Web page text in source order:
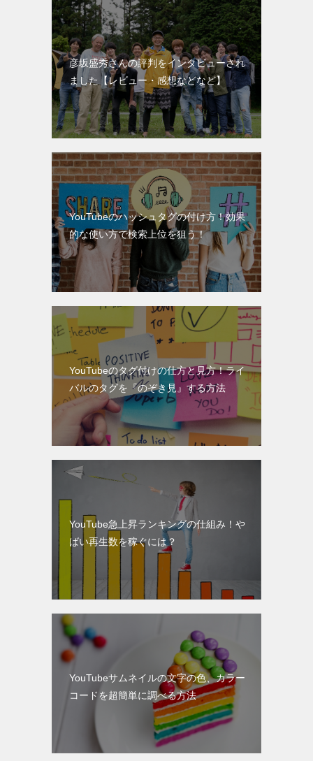
彦坂盛秀さんの評判をインタビューされ
ました【レビュー・感想などなど】
YouTubeのハッシュタグの付け方！効果
的な使い方で検索上位を狙う！
YouTubeのタグ付けの仕方と見方！ライ
バルのタグを『のぞき見』する方法
YouTube急上昇ランキングの仕組み！や
ばい再生数を稼ぐには？
YouTubeサムネイルの文字の色、カラー
コードを超簡単に調べる方法